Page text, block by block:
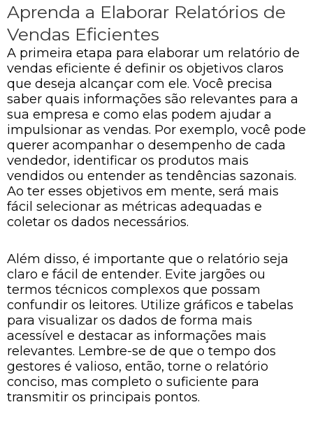
Aprenda a Elaborar Relatórios de
Vendas Eficientes
A primeira etapa para elaborar um relatório de
vendas eficiente é definir os objetivos claros
que deseja alcançar com ele. Você precisa
saber quais informações são relevantes para a
sua empresa e como elas podem ajudar a
impulsionar as vendas. Por exemplo, você pode
querer acompanhar o desempenho de cada
vendedor, identificar os produtos mais
vendidos ou entender as tendências sazonais.
Ao ter esses objetivos em mente, será mais
fácil selecionar as métricas adequadas e
coletar os dados necessários.
Além disso, é importante que o relatório seja
claro e fácil de entender. Evite jargões ou
termos técnicos complexos que possam
confundir os leitores. Utilize gráficos e tabelas
para visualizar os dados de forma mais
acessível e destacar as informações mais
relevantes. Lembre-se de que o tempo dos
gestores é valioso, então, torne o relatório
conciso, mas completo o suficiente para
transmitir os principais pontos.